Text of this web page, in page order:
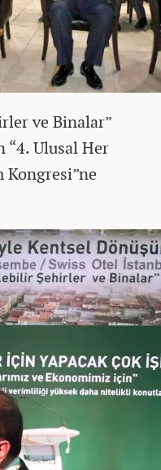
ve Binalar”
“4. Ulusal Her
Kongresi”ne